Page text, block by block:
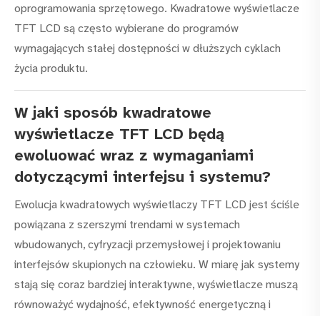
oprogramowania sprzętowego. Kwadratowe wyświetlacze
TFT LCD są często wybierane do programów
wymagających stałej dostępności w dłuższych cyklach
życia produktu.
W jaki sposób kwadratowe
wyświetlacze TFT LCD będą
ewoluować wraz z wymaganiami
dotyczącymi interfejsu i systemu?
Ewolucja kwadratowych wyświetlaczy TFT LCD jest ściśle
powiązana z szerszymi trendami w systemach
wbudowanych, cyfryzacji przemysłowej i projektowaniu
interfejsów skupionych na człowieku. W miarę jak systemy
stają się coraz bardziej interaktywne, wyświetlacze muszą
równoważyć wydajność, efektywność energetyczną i